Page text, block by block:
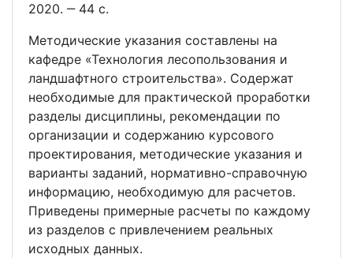
2020. ‒ 44 с.
Методические указания составлены на
кафедре «Технология лесопользования и
ландшафтного строительства». Содержат
необходимые для практической проработки
разделы дисциплины, рекомендации по
организации и содержанию курсового
проектирования, методические указания и
варианты заданий, нормативно-справочную
информацию, необходимую для расчетов.
Приведены примерные расчеты по каждому
из разделов с привлечением реальных
исходных данных.